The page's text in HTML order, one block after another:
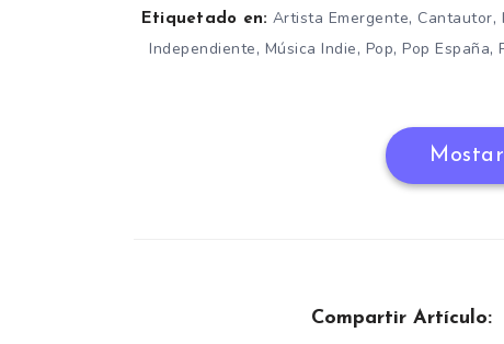
Etiquetado en: Artista Emergente, Cantautor,
Independiente, Música Indie, Pop, Pop España,
Compartir Artículo: